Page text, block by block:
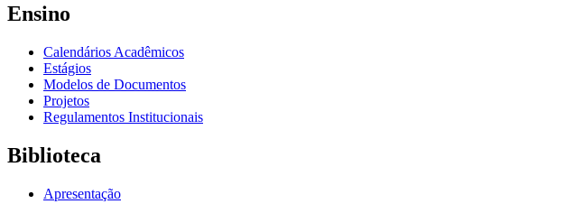
Ensino
Calendários Acadêmicos
Estágios
Modelos de Documentos
Projetos
Regulamentos Institucionais
Biblioteca
Apresentação